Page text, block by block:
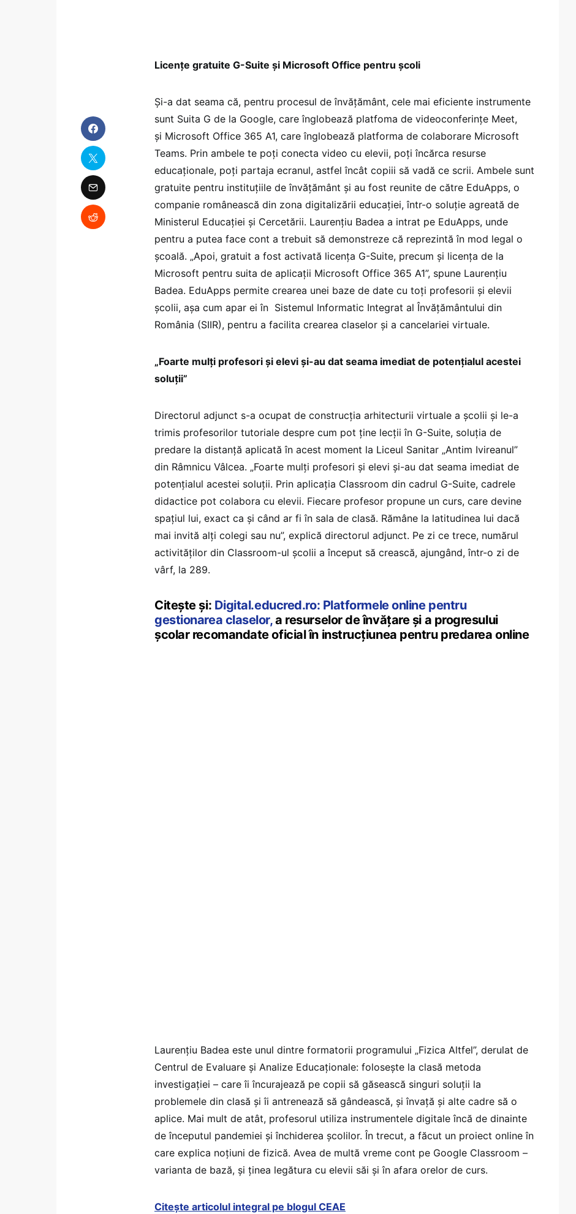
Licențe gratuite G-Suite și Microsoft Office pentru școli
Și-a dat seama că, pentru procesul de învățământ, cele mai eficiente instrumente
sunt Suita G de la Google, care înglobează platfoma de videoconferințe Meet,
și Microsoft Office 365 A1, care înglobează platforma de colaborare Microsoft
Teams. Prin ambele te poți conecta video cu elevii, poți încărca resurse
educaționale, poți partaja ecranul, astfel încât copiii să vadă ce scrii. Ambele sunt
gratuite pentru instituțiile de învățământ și au fost reunite de către EduApps, o
companie românească din zona digitalizării educației, într-o soluție agreată de
Ministerul Educației și Cercetării. Laurențiu Badea a intrat pe EduApps, unde
pentru a putea face cont a trebuit să demonstreze că reprezintă în mod legal o
școală. „Apoi, gratuit a fost activată licența G-Suite, precum și licența de la
Microsoft pentru suita de aplicații Microsoft Office 365 A1”, spune Laurențiu
Badea. EduApps permite crearea unei baze de date cu toți profesorii și elevii
școlii, așa cum apar ei în Sistemul Informatic Integrat al Învăţământului din
România (SIIR), pentru a facilita crearea claselor și a cancelariei virtuale.
„Foarte mulți profesori și elevi și-au dat seama imediat de potențialul acestei
soluții”
Directorul adjunct s-a ocupat de construcția arhitecturii virtuale a școlii și le-a
trimis profesorilor tutoriale despre cum pot ține lecții în G-Suite, soluția de
predare la distanță aplicată în acest moment la Liceul Sanitar „Antim Ivireanul”
din Râmnicu Vâlcea. „Foarte mulți profesori și elevi și-au dat seama imediat de
potențialul acestei soluții. Prin aplicația Classroom din cadrul G-Suite, cadrele
didactice pot colabora cu elevii. Fiecare profesor propune un curs, care devine
spațiul lui, exact ca și când ar fi în sala de clasă. Rămâne la latitudinea lui dacă
mai invită alți colegi sau nu”, explică directorul adjunct. Pe zi ce trece, numărul
activităților din Classroom-ul școlii a început să crească, ajungând, într-o zi de
vârf, la 289.
Citește și: Digital.educred.ro: Platformele online pentru
gestionarea claselor,a resurselor de învățare și a progresului
școlar recomandate oficial în instrucţiunea pentru predarea online
Laurențiu Badea este unul dintre formatorii programului „Fizica Altfel”, derulat de
Centrul de Evaluare și Analize Educaționale: folosește la clasă metoda
investigației – care îi încurajează pe copii să găsească singuri soluții la
problemele din clasă și îi antrenează să gândească, și învață și alte cadre să o
aplice. Mai mult de atât, profesorul utiliza instrumentele digitale încă de dinainte
de începutul pandemiei și închiderea școlilor. În trecut, a făcut un proiect online în
care explica noțiuni de fizică. Avea de multă vreme cont pe Google Classroom –
varianta de bază, și ținea legătura cu elevii săi și în afara orelor de curs.
Citește articolul integral pe blogul CEAE